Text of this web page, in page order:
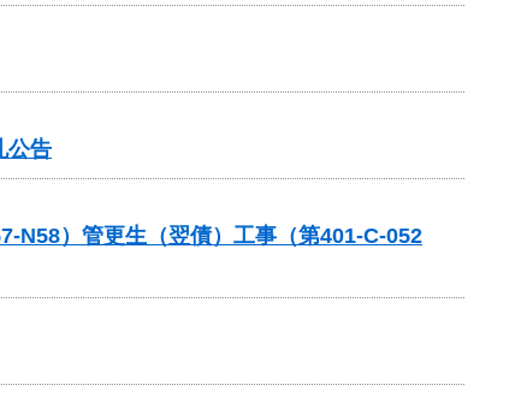
公告
N58）管更生（翌債）工事（第401-C-052